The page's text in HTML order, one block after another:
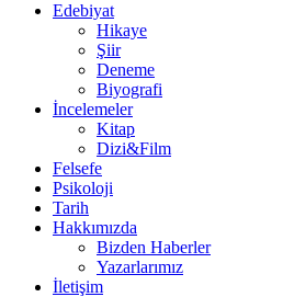
Edebiyat
Hikaye
Şiir
Deneme
Biyografi
İncelemeler
Kitap
Dizi&Film
Felsefe
Psikoloji
Tarih
Hakkımızda
Bizden Haberler
Yazarlarımız
İletişim